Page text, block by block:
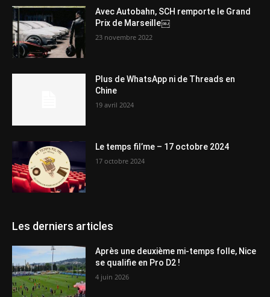
Avec Autobahn, SCH remporte le Grand
Prix de Marseille￼
23 novembre 2022
Plus de WhatsApp ni de Threads en
Chine
19 avril 2024
Le temps fil’me – 17 octobre 2024
17 octobre 2024
Les derniers articles
Après une deuxième mi-temps folle, Nice
se qualifie en Pro D2 !
4 juin 2026